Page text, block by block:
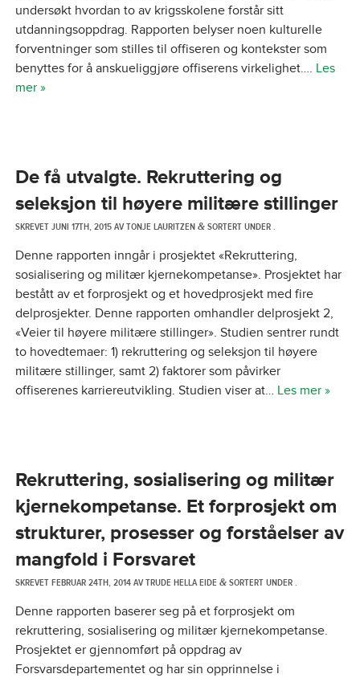
undersøkt hvordan to av krigsskolene forstår sitt
utdanningsoppdrag. Rapporten belyser noen kulturelle
forventninger som stilles til offiseren og kontekster som
benyttes for å anskueliggjøre offiserens virkelighet…. Les
mer »
De få utvalgte. Rekruttering og
seleksjon til høyere militære stillinger
SKREVETJUNI 17TH, 2015AVTONJE LAURITZEN &SORTERT UNDER .
Denne rapporten inngår i prosjektet «Rekruttering,
sosialisering og militær kjernekompetanse». Prosjektet har
bestått av et forprosjekt og et hovedprosjekt med fire
delprosjekter. Denne rapporten omhandler delprosjekt 2,
«Veier til høyere militære stillinger». Studien sentrer rundt
to hovedtemaer: 1) rekruttering og seleksjon til høyere
militære stillinger, samt 2) faktorer som påvirker
offiserenes karriereutvikling. Studien viser at… Les mer »
Rekruttering, sosialisering og militær
kjernekompetanse. Et forprosjekt om
strukturer, prosesser og forståelser av
mangfold i Forsvaret
SKREVETFEBRUAR 24TH, 2014AVTRUDE HELLA EIDE &SORTERT UNDER .
Denne rapporten baserer seg på et forprosjekt om
rekruttering, sosialisering og militær kjernekompetanse.
Prosjektet er gjennomført på oppdrag av
Forsvarsdepartementet og har sin opprinnelse i